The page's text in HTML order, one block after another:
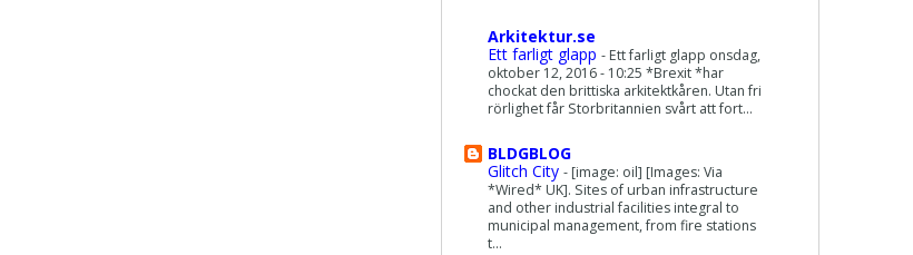
Arkitektur.se
Ett farligt glapp - Ett farligt glapp onsdag,
oktober 12, 2016 - 10:25 *Brexit *har
chockat den brittiska arkitektkåren. Utan fri
rörlighet får Storbritannien svårt att fort...
BLDGBLOG
Glitch City - [image: oil] [Images: Via
*Wired* UK]. Sites of urban infrastructure
and other industrial facilities integral to
municipal management, from fire stations
t...